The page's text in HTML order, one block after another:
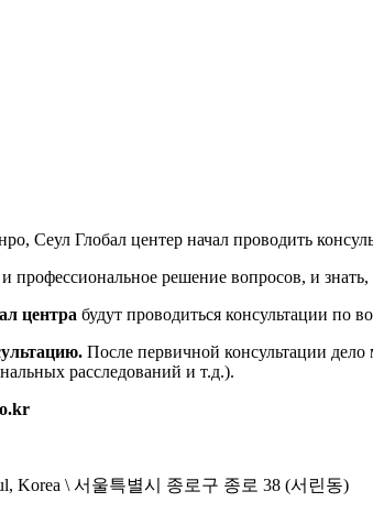
Сеул Глобал центер начал проводить
решение вопросов, и
центра будут проводиться консультации по
После первичной консультации
расследований и т.д.).
Korea \ 서울특별시 종로구 종로 38 (서린동)